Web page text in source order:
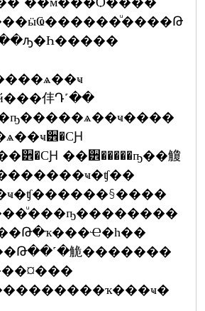
仹Դ˹��
��੾�����ҧ��觼
觤�������